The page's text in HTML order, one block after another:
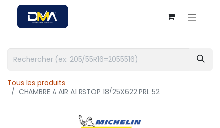
Tous les produits
CHAMBRE A AIR A1 RSTOP 18/25X622 PRL 52